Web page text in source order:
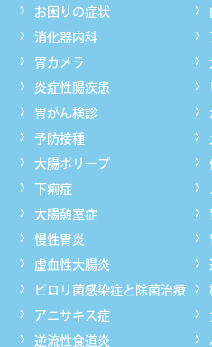
お困りの症状
消化器内科
胃カメラ
炎症性腸疾患
胃がん検診
予防接種
大腸ポリープ
下痢症
大腸憩室症
慢性胃炎
虚血性大腸炎
ピロリ菌感染症と除菌治療
アニサキス症
逆流性食道炎